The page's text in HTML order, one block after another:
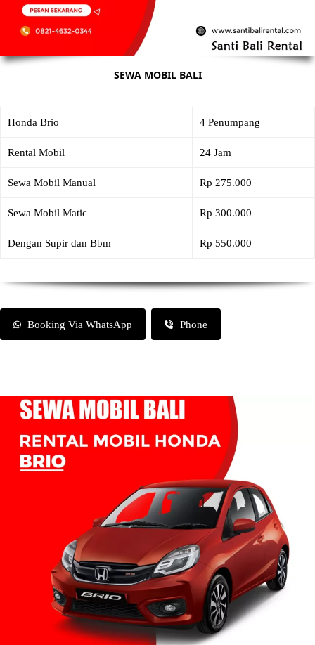
SEWA MOBIL BALI
Honda Brio 4 Penumpang
Rental Mobil 24 Jam
Sewa Mobil Manual Rp 275.000
Sewa Mobil Matic Rp 300.000
Dengan Supir dan Bbm Rp 550.000
Booking Via WhatsApp Phone